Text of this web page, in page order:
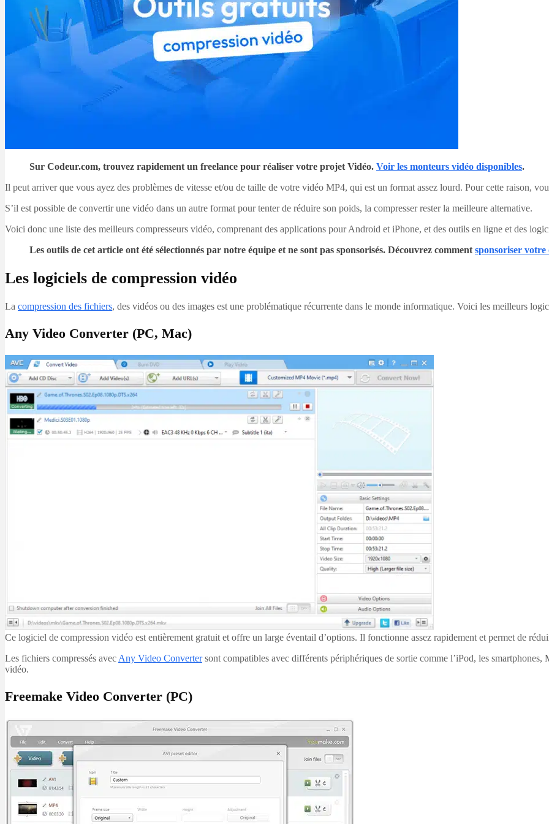
Sur Codeur.com, trouvez rapidement un freelance pour réaliser votre projet Vidéo. Voir les monteurs vidéo disponibles.
Il peut arriver que vous ayez des problèmes de vitesse et/ou de taille de votre vidéo MP4, qui est un format assez lourd. Pour cette raison,
S’il est possible de convertir une vidéo dans un autre format pour tenter de réduire son poids, la compresser rester la meilleure alternative.
Voici donc une liste des meilleurs compresseurs vidéo, comprenant des applications pour Android et iPhone, et des outils en ligne et des
Les outils de cet article ont été sélectionnés par notre équipe et ne sont pas sponsorisés. Découvrez comment sponsoriser votre
Les logiciels de compression vidéo
La compression des fichiers, des vidéos ou des images est une problématique récurrente dans le monde informatique. Voici les meilleurs
Any Video Converter (PC, Mac)
Ce logiciel de compression vidéo est entièrement gratuit et offre un large éventail d’options. Il fonctionne assez rapidement et permet de
Les fichiers compressés avec Any Video Convertersont compatibles avec différents périphériques de sortie comme l’iPod, les
vidéo.
Freemake Video Converter (PC)